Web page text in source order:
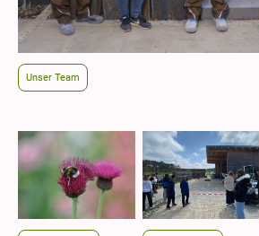
Unser Team